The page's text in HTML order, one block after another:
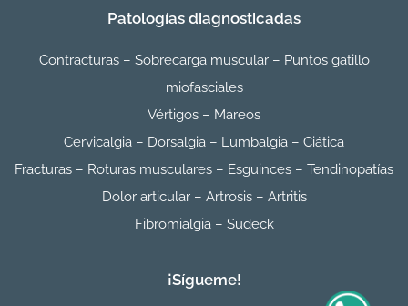
Patologías diagnosticadas
Contracturas – Sobrecarga muscular – Puntos gatillo
miofasciales
Vértigos – Mareos
Cervicalgia – Dorsalgia – Lumbalgia – Ciática
Fracturas – Roturas musculares – Esguinces – Tendinopatías
Dolor articular – Artrosis – Artritis
Fibromialgia – Sudeck
¡Sígueme!